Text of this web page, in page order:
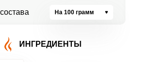
На 100 грамм
ИНГРЕДИЕНТЫ